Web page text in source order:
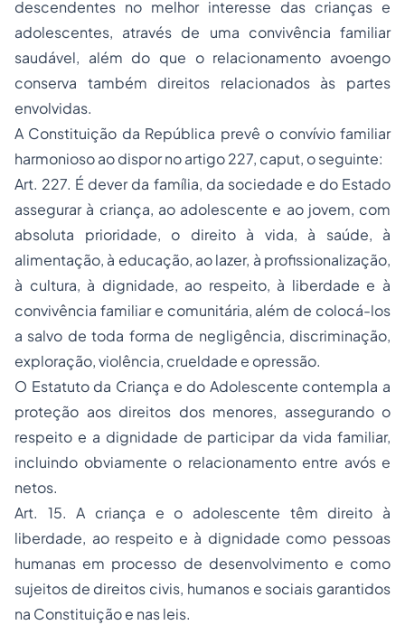
descendentes no melhor interesse das crianças e
adolescentes, através de uma convivência familiar
saudável, além do que o relacionamento avoengo
conserva também direitos relacionados às partes
envolvidas.
A Constituição da República prevê o convívio familiar
harmonioso ao dispor no artigo 227, caput, o seguinte:
Art. 227. É dever da família, da sociedade e do Estado
assegurar à criança, ao adolescente e ao jovem, com
absoluta prioridade, o direito à vida, à saúde, à
alimentação, à educação, ao lazer, à profissionalização,
à cultura, à dignidade, ao respeito, à liberdade e à
convivência familiar e comunitária, além de colocá-los
a salvo de toda forma de negligência, discriminação,
exploração, violência, crueldade e opressão.
O Estatuto da Criança e do Adolescente contempla a
proteção aos direitos dos menores, assegurando o
respeito e a dignidade de participar da vida familiar,
incluindo obviamente o relacionamento entre avós e
netos.
Art. 15. A criança e o adolescente têm direito à
liberdade, ao respeito e à dignidade como pessoas
humanas em processo de desenvolvimento e como
sujeitos de direitos civis, humanos e sociais garantidos
na Constituição e nas leis.